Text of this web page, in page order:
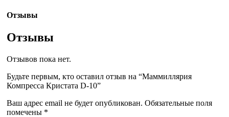
Отзывы
Отзывы
Отзывов пока нет.
Будьте первым, кто оставил отзыв на “Маммиллярия
Компресса Кристата D-10”
Ваш адрес email не будет опубликован. Обязательные поля
помечены *